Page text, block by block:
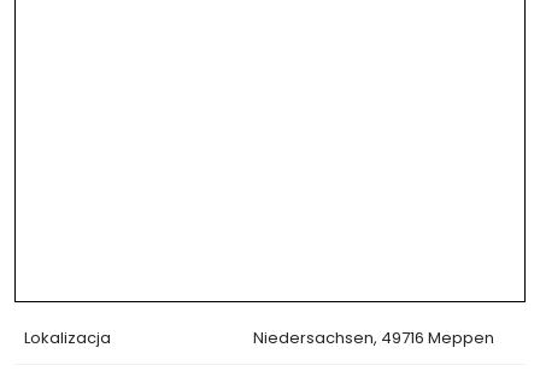
Lokalizacja Niedersachsen, 49716 Meppen